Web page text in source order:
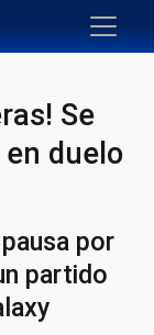
Se
duelo
por
partido